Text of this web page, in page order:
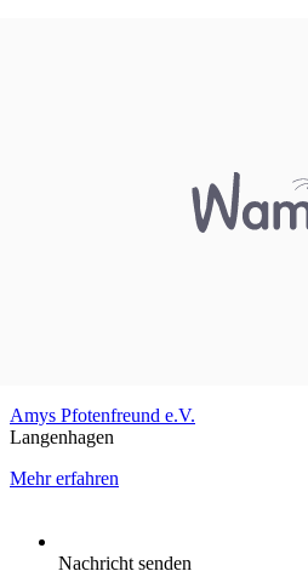
Amys Pfotenfreund e.V.
Langenhagen
Mehr erfahren
Nachricht senden